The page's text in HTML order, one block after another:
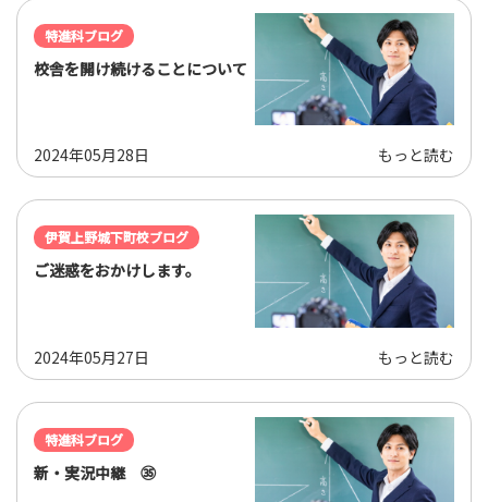
特進科ブログ
校舎を開け続けることについて
2024年05月28日 もっと読む
伊賀上野城下町校ブログ
ご迷惑をおかけします。
2024年05月27日 もっと読む
特進科ブログ
新・実況中継 ㉟